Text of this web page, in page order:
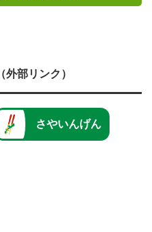
（外部リンク）
さやいんげん